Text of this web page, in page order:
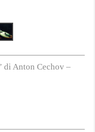
di Anton Cechov –